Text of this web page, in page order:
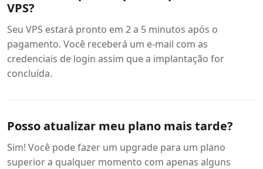
VPS?
Seu VPS estará pronto em 2 a 5 minutos após o
pagamento. Você receberá um e-mail com as
credenciais de login assim que a implantação for
concluída.
Posso atualizar meu plano mais tarde?
Sim! Você pode fazer um upgrade para um plano
superior a qualquer momento com apenas alguns